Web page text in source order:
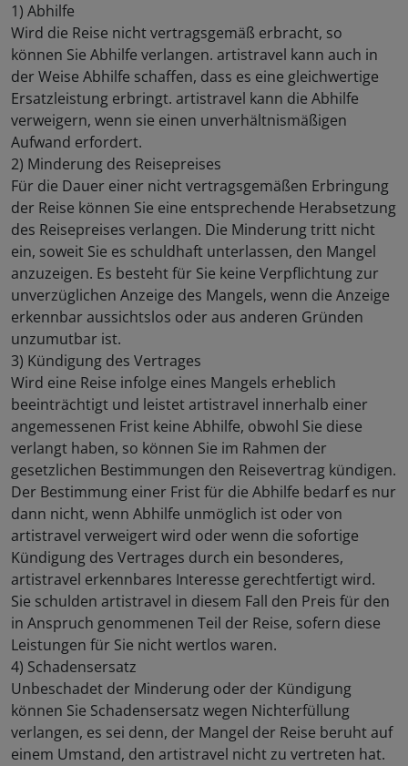
1) Abhilfe
Wird die Reise nicht vertragsgemäß erbracht, so
können Sie Abhilfe verlangen. artistravel kann auch in
der Weise Abhilfe schaffen, dass es eine gleichwertige
Ersatzleistung erbringt. artistravel kann die Abhilfe
verweigern, wenn sie einen unverhältnismäßigen
Aufwand erfordert.
2) Minderung des Reisepreises
Für die Dauer einer nicht vertragsgemäßen Erbringung
der Reise können Sie eine entsprechende Herabsetzung
des Reisepreises verlangen. Die Minderung tritt nicht
ein, soweit Sie es schuldhaft unterlassen, den Mangel
anzuzeigen. Es besteht für Sie keine Verpflichtung zur
unverzüglichen Anzeige des Mangels, wenn die Anzeige
erkennbar aussichtslos oder aus anderen Gründen
unzumutbar ist.
3) Kündigung des Vertrages
Wird eine Reise infolge eines Mangels erheblich
beeinträchtigt und leistet artistravel innerhalb einer
angemessenen Frist keine Abhilfe, obwohl Sie diese
verlangt haben, so können Sie im Rahmen der
gesetzlichen Bestimmungen den Reisevertrag kündigen.
Der Bestimmung einer Frist für die Abhilfe bedarf es nur
dann nicht, wenn Abhilfe unmöglich ist oder von
artistravel verweigert wird oder wenn die sofortige
Kündigung des Vertrages durch ein besonderes,
artistravel erkennbares Interesse gerechtfertigt wird.
Sie schulden artistravel in diesem Fall den Preis für den
in Anspruch genommenen Teil der Reise, sofern diese
Leistungen für Sie nicht wertlos waren.
4) Schadensersatz
Unbeschadet der Minderung oder der Kündigung
können Sie Schadensersatz wegen Nichterfüllung
verlangen, es sei denn, der Mangel der Reise beruht auf
einem Umstand, den artistravel nicht zu vertreten hat.